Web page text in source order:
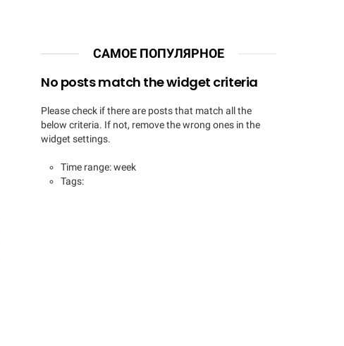
САМОЕ ПОПУЛЯРНОЕ
No posts match the widget criteria
Please check if there are posts that match all the
below criteria. If not, remove the wrong ones in the
widget settings.
Time range: week
Tags: